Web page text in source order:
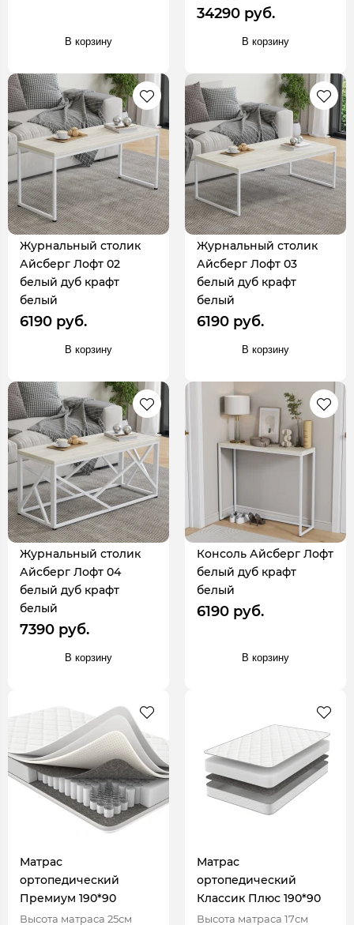
В корзину
34290 руб.
В корзину
Журнальный столик
Айсберг Лофт 02
белый дуб крафт
белый
6190 руб.
В корзину
Журнальный столик
Айсберг Лофт 03
белый дуб крафт
белый
6190 руб.
В корзину
Журнальный столик
Айсберг Лофт 04
белый дуб крафт
белый
7390 руб.
В корзину
Консоль Айсберг Лофт
белый дуб крафт
белый
6190 руб.
В корзину
Матрас
ортопедический
Премиум 190*90
Высота матраса 25см
Матрас
ортопедический
Классик Плюс 190*90
Высота матраса 17см